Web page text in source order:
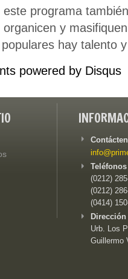
este programa
organicen y
hay talento
powered by Disqus
Teléfonos
(0212)
(0212)
(0414)
Dirección
Urb. Los
Guillermo